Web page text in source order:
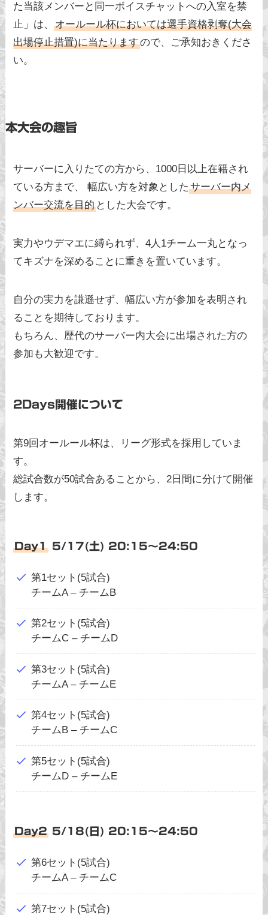
た当該メンバーと同一ボイスチャットへの入室を禁
止」は、オールール杯においては選手資格剥奪(大会
出場停止措置)に当たりますので、ご承知おきくださ
い。
本大会の趣旨
サーバーに入りたての方から、1000日以上在籍され
ている方まで、 幅広い方を対象としたサーバー内メ
ンバー交流を目的 とした大会です。
実力やウデマエに縛られず、4人1チーム一丸となっ
てキズナを深めることに重きを置いています。
自分の実力を謙遜せず、幅広い方が参加を表明され
ることを期待しております。
もちろん、歴代のサーバー内大会に出場された方の
参加も大歓迎です。
2Days開催について
第9回オールール杯は、リーグ形式を採用していま
す。
総試合数が50試合あることから、2日間に分けて開催
します。
Day1 5/17(土) 20:15〜24:50
第1セット(5試合)
チームA – チームB
第2セット(5試合)
チームC – チームD
第3セット(5試合)
チームA – チームE
第4セット(5試合)
チームB – チームC
第5セット(5試合)
チームD – チームE
Day2 5/18(日) 20:15〜24:50
第6セット(5試合)
チームA – チームC
第7セット(5試合)